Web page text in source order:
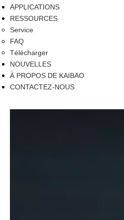
APPLICATIONS
RESSOURCES
Service
FAQ
Télécharger
NOUVELLES
À PROPOS DE KAIBAO
CONTACTEZ-NOUS